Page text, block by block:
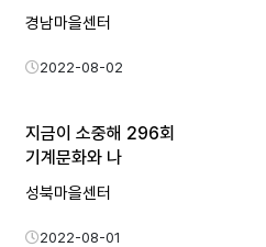
함께해서 좋…
경남마을센터
2022-08-02
지금이 소중해 296회
기계문화와 나
성북마을센터
2022-08-01